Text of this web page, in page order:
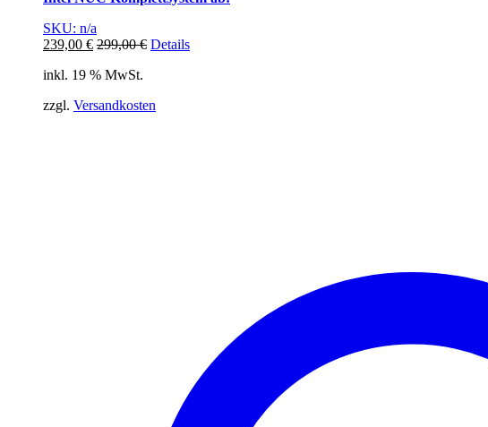
SKU: n/a
239,00 € 299,00€ Details
inkl. 19 % MwSt.
zzgl. Versandkosten